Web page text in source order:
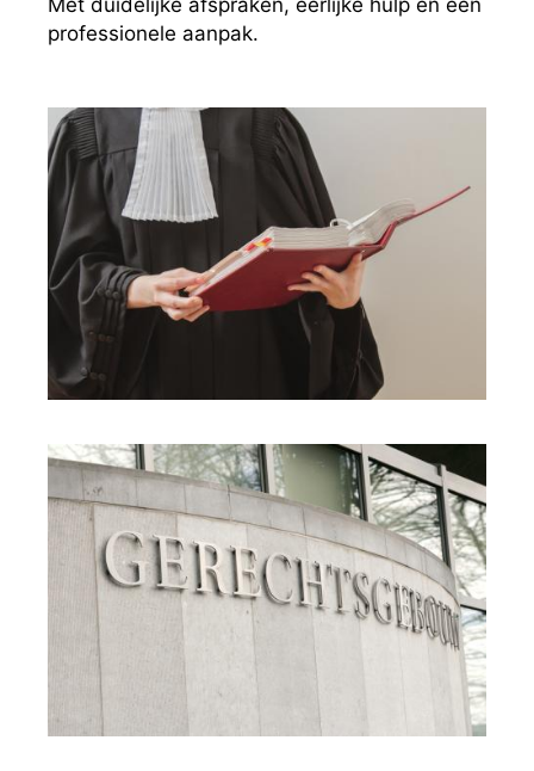
professionele aanpak.